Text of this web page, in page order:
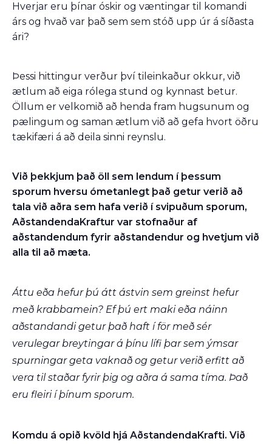
Hverjar eru þínar óskir og væntingar til komandi
árs og hvað var það sem sem stóð upp úr á síðasta
ári?
Þessi hittingur verður því tileinkaður okkur, við
ætlum að eiga rólega stund og kynnast betur.
Öllum er velkomið að henda fram hugsunum og
pælingum og saman ætlum við að gefa hvort öðru
tækifæri á að deila sinni reynslu.
Við þekkjum það öll sem lendum í þessum
sporum hversu ómetanlegt það getur verið að
tala við aðra sem hafa verið í svipuðum sporum,
AðstandendaKraftur var stofnaður af
aðstandendum fyrir aðstandendur og hvetjum við
alla til að mæta.
Áttu eða hefur þú átt ástvin sem greinst hefur
með krabbamein? Ef þú ert maki eða náinn
aðstandandi getur það haft í för með sér
verulegar breytingar á þínu lífi þar sem ýmsar
spurningar geta vaknað og getur verið erfitt að
vera til staðar fyrir þig og aðra á sama tíma. Það
eru fleiri í þínum sporum.
Komdu á opið kvöld hjá AðstandendaKrafti. Við